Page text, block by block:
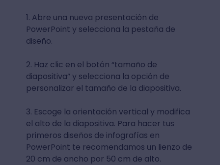
1. Abre una nueva presentación de
PowerPoint y selecciona la pestaña de
diseño.
2. Haz clic en el botón “tamaño de
diapositiva” y selecciona la opción de
personalizar el tamaño de la diapositiva.
3. Escoge la orientación vertical y modifica
el alto de la diapositiva. Para hacer tus
primeros diseños de infografías en
PowerPoint te recomendamos un lienzo de
20 cm de ancho por 50 cm de alto.